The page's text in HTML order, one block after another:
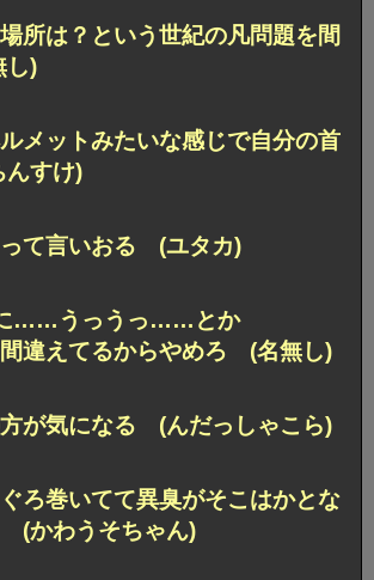
所は？という世紀の凡問題を間
)
メットみたいな感じで自分の首
すけ)
て言いおる (ユタカ)
に……うっうっ……とか
違えてるからやめろ (名無し)
が気になる (んだっしゃこら)
ろ巻いてて異臭がそこはかとな
(かわうそちゃん)